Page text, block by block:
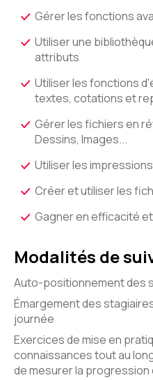
Gérer les fonctions
Utiliser une
attributs
Utiliser les fonctions
textes, cotations et
Gérer les fichiers en
Dessins, Images...
Utiliser les
Créer et utiliser les
Gagner en efficacité
Modalités de
Auto-positionnement des
Émargement des
journée
Exercices de mise en
connaissances tout au
de mesurer la